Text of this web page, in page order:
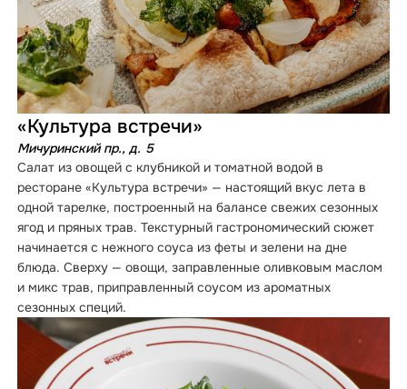
«Культура встречи»
Мичуринский пр., д. 5
Салат из овощей с клубникой и томатной водой в
ресторане «Культура встречи» — настоящий вкус лета в
одной тарелке, построенный на балансе свежих сезонных
ягод и пряных трав. Текстурный гастрономический сюжет
начинается с нежного соуса из феты и зелени на дне
блюда. Сверху — овощи, заправленные оливковым маслом
и микс трав, приправленный соусом из ароматных
сезонных специй.